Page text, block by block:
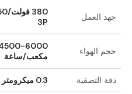
جهد العمل
380
حجم الهواء
4500-
مكعب/ساعة
دقة التصفية 0.3 ميكرومتر